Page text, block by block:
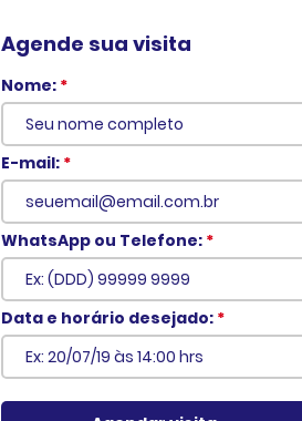
Agende sua visita
Nome: *
E-mail: *
WhatsApp ou Telefone: *
Data e horário desejado: *
Voltar